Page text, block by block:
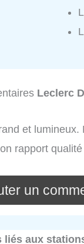
Leclerc
et
rapport qualité
un
liés aux